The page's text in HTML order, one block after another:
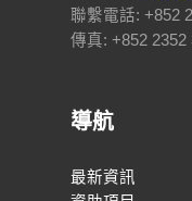
聯繫電話: +852
傳真: +852 2352
導航
最新資訊